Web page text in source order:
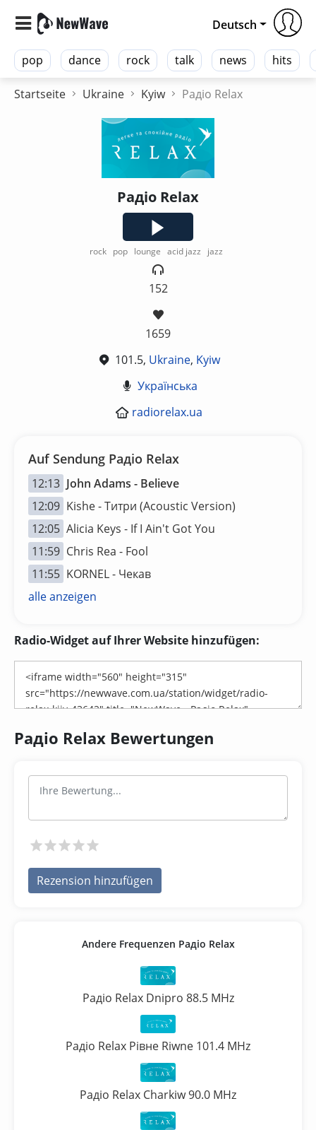
pop dance rock talk news hits
Deutsch
Startseite Ukraine Kyiw Радіо Relax
Радіо Relax
rock pop lounge acid jazz jazz
152
1659
101.5, Ukraine, Kyiw
Українська
radiorelax.ua
Auf Sendung Радіо Relax
12:13 John Adams - Believe
12:09 Kishe - Титри (Acoustic Version)
12:05 Alicia Keys - If I Ain't Got You
11:59 Chris Rea - Fool
11:55 KORNEL - Чекав
alle anzeigen
Radio-Widget auf Ihrer Website hinzufügen:
Радіо Relax Bewertungen
Rezension hinzufügen
Andere Frequenzen Радіо Relax
Радіо Relax Dnipro 88.5 MHz
Радіо Relax Рівне Riwne 101.4 MHz
Радіо Relax Charkiw 90.0 MHz